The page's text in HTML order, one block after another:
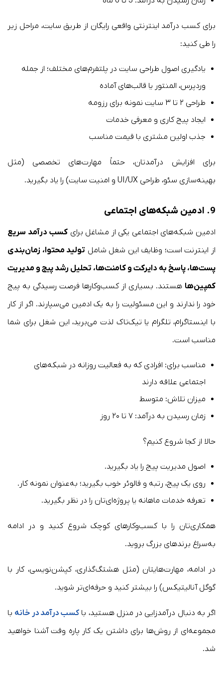
برای کسب درآمد اینترنتی واقعی رایگان از طریق سایت، مراحل زیر
را طی کنید:
یادگیری اصول طراحی سایت در پلتفرم‌های مختلف؛ از جمله
وردپرس، المنتور یا قالب‌های آماده
طراحی ۲ تا ۳ سایت نمونه برای رزومه
ایجاد پیج کاری و معرفی خدمات
جذب اولین مشتری با قیمت مناسب
برای افزایش درآمدتان، حتماً مهارت‌های تخصصی (مثل
بهینه‌سازی سئو، طراحی UI/UX و امنیت سایت) را یاد بگیرید.
9. ادمین شبکه‌های اجتماعی
ادمین شبکه‌های اجتماعی یکی از مشاغل برای کسب درآمد سریع
از اینترنت است؛ وظایف این شغل شامل تولید محتوا، زمان‌بندی
پست‌ها، پاسخ به دایرکت و کامنت‌ها، تحلیل رشد پیج و مدیریت
کمپین‌ها هستند. بسیاری از کسب‌وکارها فرصت رسیدگی به پیج
خود را ندارند و این مسئولیت را به یک ادمین می‌سپارند. اگر از کار
با اینستاگرام، تلگرام یا تیک‌تاک لذت می‌برید، این شغل برای شما
مناسب است.
مناسب برای: افرادی که به فعالیت روزانه در شبکه‌های
اجتماعی علاقه دارند
میزان تلاش: متوسط
زمان رسیدن به درآمد: ۷ تا ۲۰ روز
حالا از کجا شروع کنیم؟
اصول مدیریت پیج را یاد بگیرید.
روی یک پیج، رتبه و فالوئر خوب بگیرید؛ به‌عنوان نمونه کار.
تعرفه خدمات ماهانه یا پروژه‌ای‌تان را در نظر بگیرید.
همکاری‌تان را با کسب‌وکارهای کوچک شروع کنید و در ادامه
به‌سراغ برندهای بزرگ بروید.
در ادامه، مهارت‌هایتان (مثل هشتگ‌گذاری، کپشن‌نویسی، کار با
گوگل آنالیتیکس) را بیشتر کنید و حرفه‌ای‌تر شوید.
اگر به دنبال درآمدزایی در منزل هستید، با کسب درآمد در خانه با
مجموعه‌ای از روش‌ها برای داشتن یک کار پاره وقت آشنا خواهید
شد.